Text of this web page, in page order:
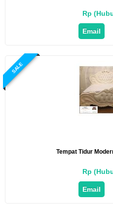
Rp
Email
SALE
Tempat Tidur
Rp
Email